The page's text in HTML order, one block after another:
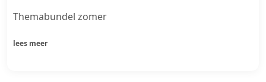
Themabundel zomer
lees meer